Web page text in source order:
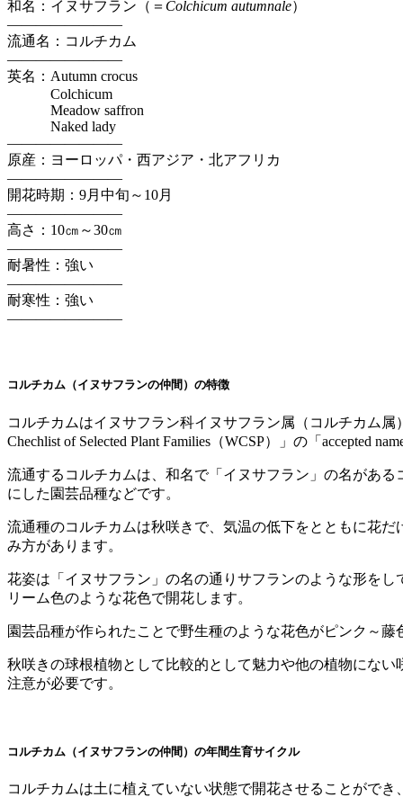
和名：イヌサフラン（＝ Colchicum autumnale）
————————
流通名：コルチカム
————————
英名：Autumn crocus
Colchicum
Meadow saffron
Naked lady
————————
原産：ヨーロッパ・西アジア・北アフリカ
————————
開花時期：9月中旬～10月
————————
高さ：10㎝～30㎝
————————
耐暑性：強い
————————
耐寒性：強い
————————
コルチカム（イヌサフランの仲間）の特徴
コルチカムはイヌサフラン科イヌサフラン属（コルチカム
Chechlist of Selected Plant Families（WCSP）」の「accepted
流通するコルチカムは、和名で「イヌサフラン」の名がある
にした園芸品種などです。
流通種のコルチカムは秋咲きで、気温の低下をとともに花
み方があります。
花姿は「イヌサフラン」の名の通りサフランのような形を
リーム色のような花色で開花します。
園芸品種が作られたことで野生種のような花色がピンク～
秋咲きの球根植物として比較的として魅力や他の植物にな
注意が必要です。
コルチカム（イヌサフランの仲間）の年間生育サイクル
コルチカムは土に植えていない状態で開花させることがで